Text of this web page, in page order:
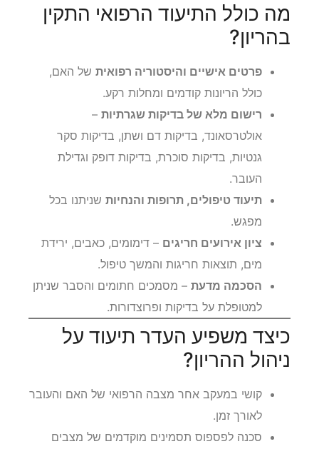
מה כולל התיעוד הרפואי התקין
בהריון?
פרטים אישיים והיסטוריה רפואית של האם,
כולל הריונות קודמים ומחלות רקע.
רישום מלא של בדיקות שגרתיות –
אולטרסאונד, בדיקות דם ושתן, בדיקות סקר
גנטיות, בדיקות סוכרת, בדיקות דופק וגדילת
העובר.
תיעוד טיפולים, תרופות והנחיות שניתנו בכל
מפגש.
ציון אירועים חריגים – דימומים, כאבים, ירידת
מים, תוצאות חריגות והמשך טיפול.
הסכמה מדעת – מסמכים חתומים והסבר שניתן
למטופלת על בדיקות ופרוצדורות.
כיצד משפיע העדר תיעוד על
ניהול ההריון?
קושי במעקב אחר מצבה הרפואי של האם והעובר
לאורך זמן.
סכנה לפספוס תסמינים מוקדמים של מצבים